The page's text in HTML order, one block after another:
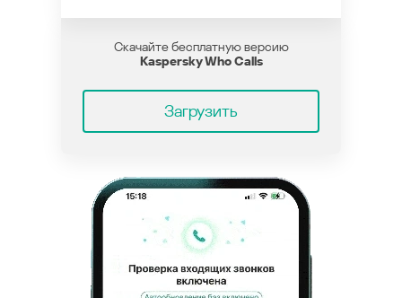
Скачайте бесплатную версию
Kaspersky Who Calls
Загрузить